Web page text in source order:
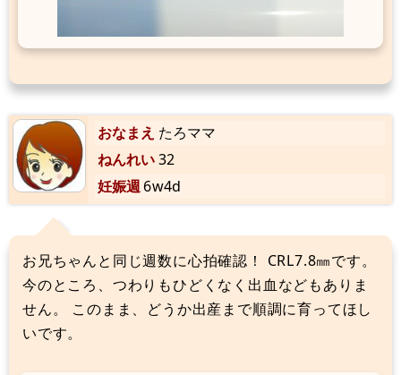
おなまえ たろママ
ねんれい32
妊娠週6w4d
お兄ちゃんと同じ週数に心拍確認！ CRL7.8㎜です。
今のところ、つわりもひどくなく出血などもありま
せん。 このまま、どうか出産まで順調に育ってほし
いです。